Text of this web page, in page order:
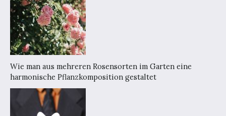
Wie man aus mehreren Rosensorten im Garten eine
harmonische Pflanzkomposition gestaltet